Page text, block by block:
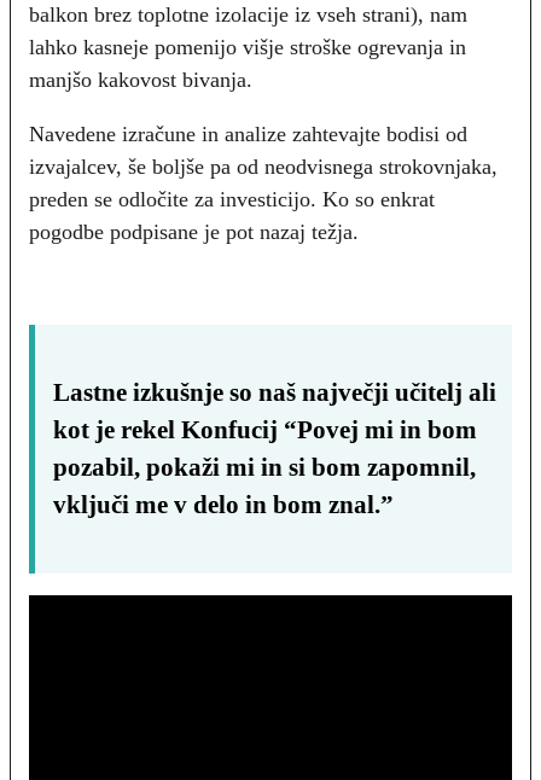
balkon brez toplotne izolacije iz vseh strani), nam
lahko kasneje pomenijo višje stroške ogrevanja in
manjšo kakovost bivanja.
Navedene izračune in analize zahtevajte bodisi od
izvajalcev, še boljše pa od neodvisnega strokovnjaka,
preden se odločite za investicijo. Ko so enkrat
pogodbe podpisane je pot nazaj težja.
Lastne izkušnje so naš največji učitelj ali
kot je rekel Konfucij “Povej mi in bom
pozabil, pokaži mi in si bom zapomnil,
vključi me v delo in bom znal.”